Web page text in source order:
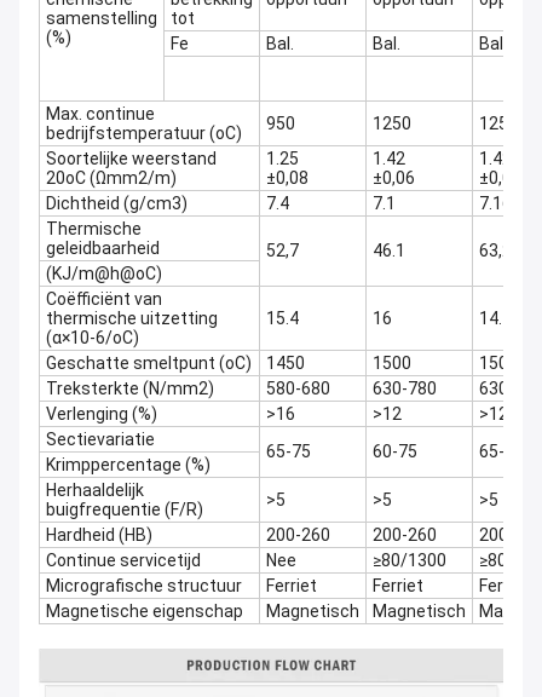
samenstelling
(%)
tot
Fe Bal. Bal. Bal.
Max. continue
bedrijfstemperatuur (oC)
950 1250
1250
Soortelijke weerstand
20oC (Ωmm2/m)
1.25
±0,08
1.42
±0,06
1.42
±0,07
Dichtheid (g/cm3)
7.4 7.1
7.16
Thermische
geleidbaarheid
52,7 46.1
63,2
(KJ/m@h@oC)
Coëfficiënt van
thermische uitzetting
(α×10-6/oC)
15.4 16 14.7
Geschatte smeltpunt (oC) 1450 1500
1500
Treksterkte (N/mm2)
580-680 630-780
630-780
Verlenging (%)
>16 >12
>12
Sectievariatie
65-75 60-75 65-75
Krimppercentage (%)
Herhaaldelijk
buigfrequentie (F/R)
>5 >5
>5
Hardheid (HB)
200-260 200-260
200-260
Continue servicetijd
Nee ≥80/1300
≥80/
Micrografische structuur
Ferriet Ferriet
Ferriet
Magnetische eigenschap
Magnetisch Magnetisch